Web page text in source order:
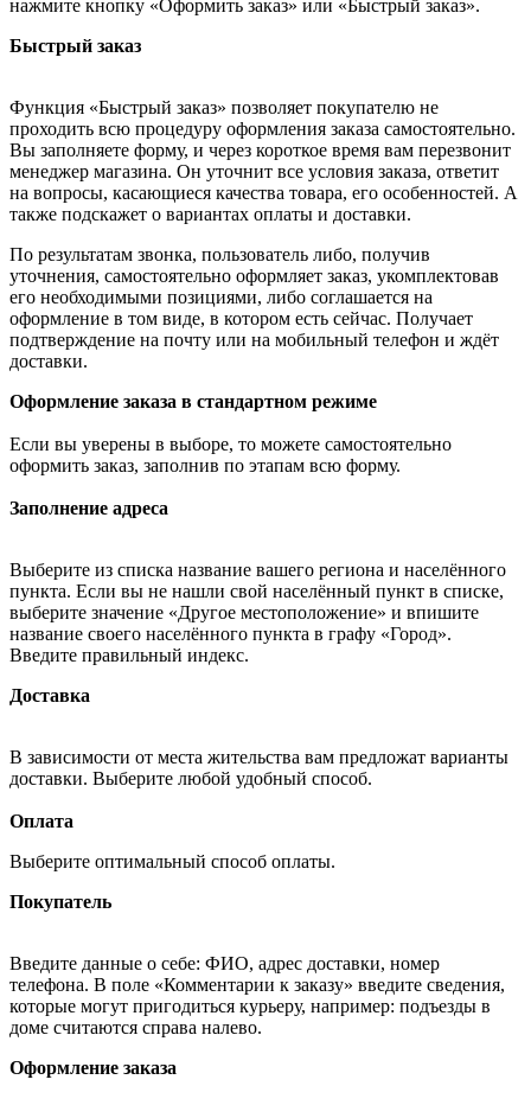
нажмите кнопку «Оформить заказ» или «Быстрый заказ».
Быстрый заказ
Функция «Быстрый заказ» позволяет покупателю не
проходить всю процедуру оформления заказа самостоятельно.
Вы заполняете форму, и через короткое время вам перезвонит
менеджер магазина. Он уточнит все условия заказа, ответит
на вопросы, касающиеся качества товара, его особенностей. А
также подскажет о вариантах оплаты и доставки.
По результатам звонка, пользователь либо, получив
уточнения, самостоятельно оформляет заказ, укомплектовав
его необходимыми позициями, либо соглашается на
оформление в том виде, в котором есть сейчас. Получает
подтверждение на почту или на мобильный телефон и ждёт
доставки.
Оформление заказа в стандартном режиме
Если вы уверены в выборе, то можете самостоятельно
оформить заказ, заполнив по этапам всю форму.
Заполнение адреса
Выберите из списка название вашего региона и населённого
пункта. Если вы не нашли свой населённый пункт в списке,
выберите значение «Другое местоположение» и впишите
название своего населённого пункта в графу «Город».
Введите правильный индекс.
Доставка
В зависимости от места жительства вам предложат варианты
доставки. Выберите любой удобный способ.
Оплата
Выберите оптимальный способ оплаты.
Покупатель
Введите данные о себе: ФИО, адрес доставки, номер
телефона. В поле «Комментарии к заказу» введите сведения,
которые могут пригодиться курьеру, например: подъезды в
доме считаются справа налево.
Оформление заказа